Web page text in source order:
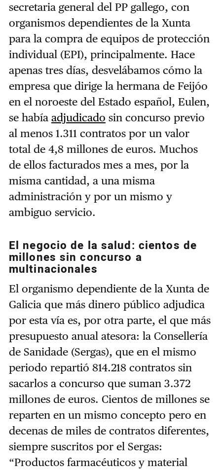
secretaria general del PP gallego, con
organismos dependientes de la Xunta
para la compra de equipos de protección
individual (EPI), principalmente. Hace
apenas tres días, desvelábamos cómo la
empresa que dirige la hermana de Feijóo
en el noroeste del Estado español, Eulen,
se había adjudicado sin concurso previo
al menos 1.311 contratos por un valor
total de 4,8 millones de euros. Muchos
de ellos facturados mes a mes, por la
misma cantidad, a una misma
administración y por un mismo y
ambiguo servicio.
El negocio de la salud: cientos de
millones sin concurso a
multinacionales
El organismo dependiente de la Xunta de
Galicia que más dinero público adjudica
por esta vía es, por otra parte, el que más
presupuesto anual atesora: la Consellería
de Sanidade (Sergas), que en el mismo
periodo repartió 814.218 contratos sin
sacarlos a concurso que suman 3.372
millones de euros. Cientos de millones se
reparten en un mismo concepto pero en
decenas de miles de contratos diferentes,
siempre suscritos por el Sergas:
“Productos farmacéuticos y material